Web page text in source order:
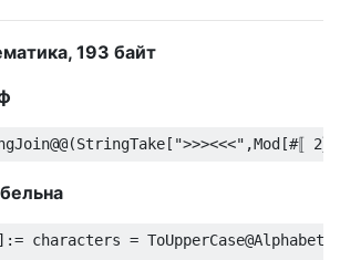
193 байт
characters =